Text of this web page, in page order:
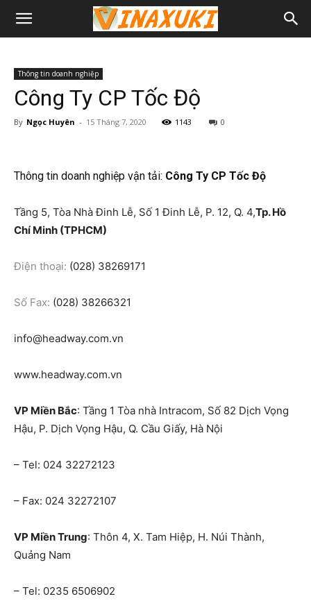
Thông tin doanh nghiệp
Công Ty CP Tốc Độ
By Ngọc Huyên - 15 Tháng 7, 2020 1143 0
Thông tin doanh nghiệp vận tải: Công Ty CP Tốc Độ
Tầng 5, Tòa Nhà Đinh Lễ, Số 1 Đinh Lễ, P. 12, Q. 4,Tp. Hồ
Chí Minh (TPHCM)
Điện thoại: (028) 38269171
Số Fax: (028) 38266321
info@headway.com.vn
www.headway.com.vn
VP Miền Bắc: Tầng 1 Tòa nhà Intracom, Số 82 Dịch Vọng
Hậu, P. Dịch Vọng Hậu, Q. Cầu Giấy, Hà Nội
– Tel: 024 32272123
– Fax: 024 32272107
VP Miền Trung: Thôn 4, X. Tam Hiệp, H. Núi Thành,
Quảng Nam
– Tel: 0235 6506902